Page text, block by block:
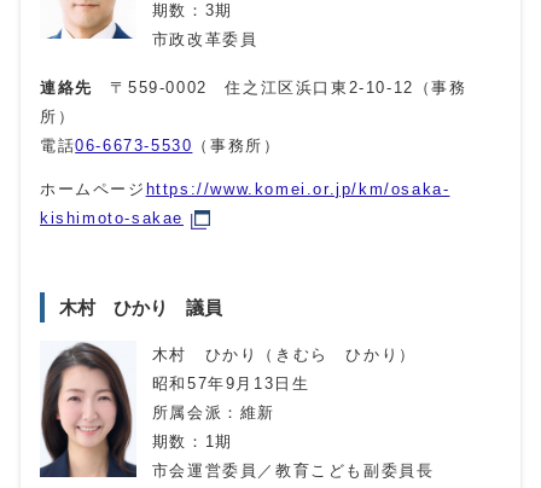
期数：3期
市政改革委員
連絡先〒559-0002 住之江区浜口東2-10-12（事務
所）
電話06-6673-5530 （事務所）
ホームページ https://www.komei.or.jp/km/osaka-
kishimoto-sakae
木村 ひかり 議員
木村 ひかり（きむら ひかり）
昭和57年9月13日生
所属会派：維新
期数：1期
市会運営委員／教育こども副委員長